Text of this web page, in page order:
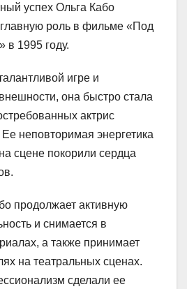
успех Ольга Кабо
роль в фильме «Под
в 1995 году.
игре и
она быстро стала
актрис
Ее неповторимая энергетика
сцене покорили сердца
продолжает активную
и снимается в
а также принимает
на театральных сценах.
сделали ее